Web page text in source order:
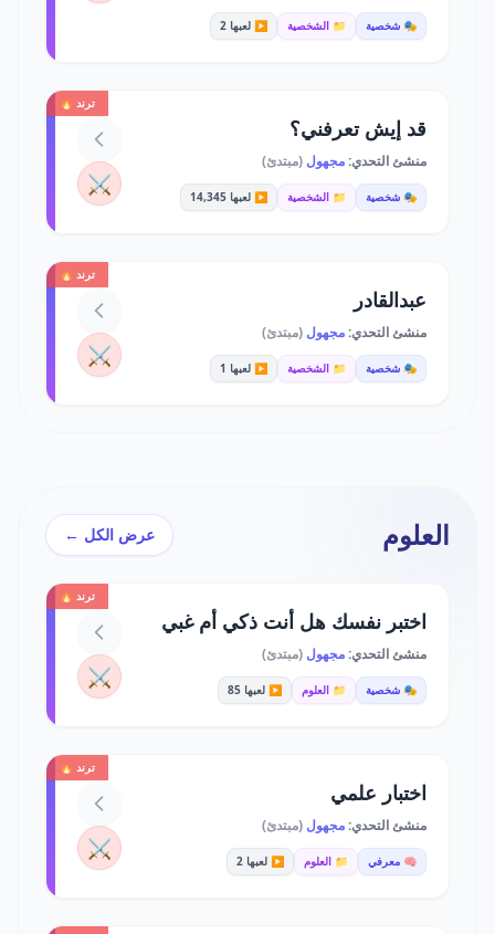
🎭 شخصية 📁 الشخصية ▶️ لعبها 2
ترند 🔥
قد إيش تعرفني؟
منشئ التحدي:مجهول (مبتدئ)
🎭 شخصية 📁 الشخصية ▶️ لعبها 14,345 ⚔️
ترند 🔥
عبدالقادر
منشئ التحدي:مجهول (مبتدئ)
🎭 شخصية 📁 الشخصية ▶️ لعبها 1 ⚔️
العلوم عرض الكل ←
ترند 🔥
اختبر نفسك هل أنت ذكي أم غبي
منشئ التحدي:مجهول (مبتدئ)
🎭 شخصية 📁 العلوم ▶️ لعبها 85 ⚔️
ترند 🔥
اختبار علمي
منشئ التحدي:مجهول (مبتدئ)
🧠 معرفي 📁 العلوم ▶️ لعبها 2 ⚔️